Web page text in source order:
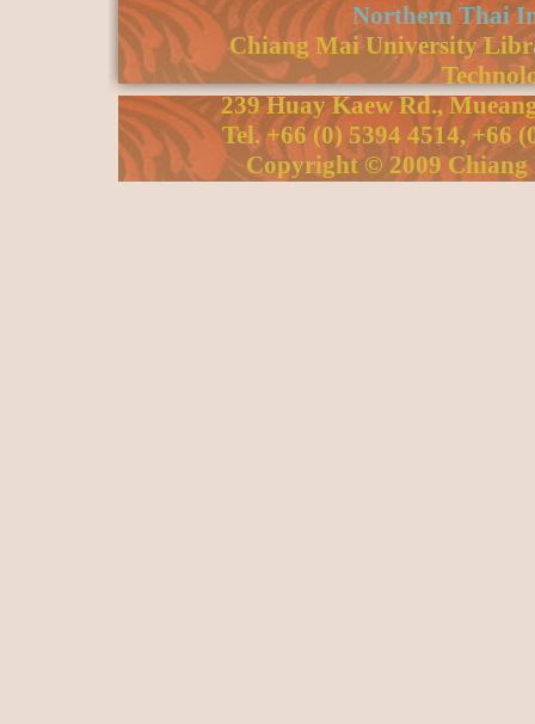
Northern Thai
Chiang Mai University
239 Huay Kaew Rd.,
Tel. +66 (0) 5394 4514, +66
Copyright © 2009 Chiang